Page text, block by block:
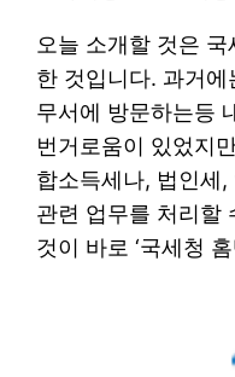
오늘 소개할 것은 국
한 것입니다. 과거
무서에 방문하는등
번거로움이 있었지
합소득세나, 법인세
관련 업무를 처리할
것이 바로 ‘국세청